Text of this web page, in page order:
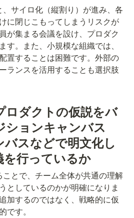
、サイロ化（縦割り）が進み、各
に閉じこもってしまうリスクが
が集まる会議を設け、プロダク
す。また、小規模な組織では、
置することは困難です。外部の
ランスを活用することも選択肢
ロダクトの仮説をバ
ションキャンバス
スなどで明文化し
を行っているか
ことで、チーム全体が共通の理解
としているのかが明確になりま
加するのではなく、戦略的に仮
です。